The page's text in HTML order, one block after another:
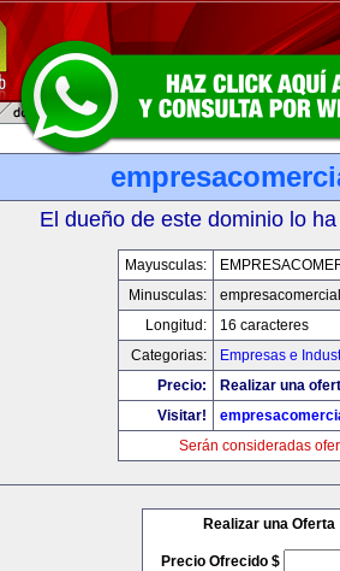
El dueño de este dominio lo
Mayusculas:
Minusculas:
Longitud:
16 caracteres
Categorias:
Empresas e
Precio:
Realizar una
Visitar!
Serán consideradas
Realizar una Oferta
Precio Ofrecido $